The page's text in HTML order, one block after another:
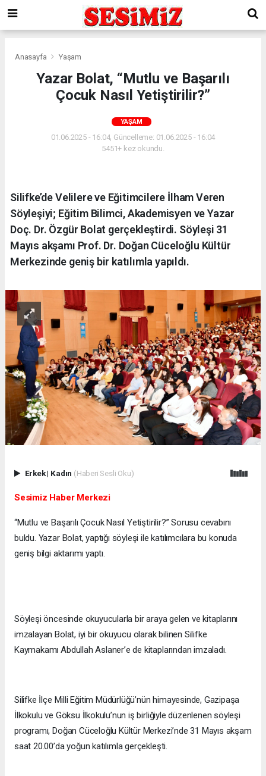
Anasayfa Yaşam
Yazar Bolat, “Mutlu ve Başarılı
Çocuk Nasıl Yetiştirilir?”
YAŞAM
01.06.2025 - 16:04, Güncelleme: 01.06.2025 - 16:04
5451+ kez okundu.
Silifke’de Velilere ve Eğitimcilere İlham Veren
Söyleşiyi; Eğitim Bilimci, Akademisyen ve Yazar
Doç. Dr. Özgür Bolat gerçekleştirdi. Söyleşi 31
Mayıs akşamı Prof. Dr. Doğan Cüceloğlu Kültür
Merkezinde geniş bir katılımla yapıldı.
Erkek| Kadın (Haberi Sesli Oku)
Sesimiz Haber Merkezi
“Mutlu ve Başarılı Çocuk Nasıl Yetiştirilir?” Sorusu cevabını
buldu. Yazar Bolat, yaptığı söyleşi ile katılımcılara bu konuda
geniş bilgi aktarımı yaptı.
Söyleşi öncesinde okuyucularla bir araya gelen ve kitaplarını
imzalayan Bolat, iyi bir okuyucu olarak bilinen Silifke
Kaymakamı Abdullah Aslaner’e de kitaplarından imzaladı.
Silifke İlçe Milli Eğitim Müdürlüğü’nün himayesinde, Gazipaşa
İlkokulu ve Göksu İlkokulu’nun iş birliğiyle düzenlenen söyleşi
programı, Doğan Cüceloğlu Kültür Merkezi’nde 31 Mayıs akşam
saat 20.00’da yoğun katılımla gerçekleşti.